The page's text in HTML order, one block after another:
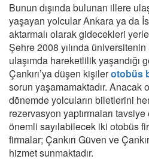
Bunun dışında bulunan illere
yaşayan yolcular Ankara ya da
aktarmalı olarak gidecekleri
Şehre 2008 yılında
ulaşımda hareketlilik yaşandığı
Çankırı’ya düşen kişilerotobüs
sorun yaşamamaktadır. Anacak
dönemde yolcuların biletlerini
rezervasyon yaptırmaları tavsiye
önemli sayılabilecek iki otobüs
firmalar; Çankırı Güven ve
hizmet sunmaktadır.